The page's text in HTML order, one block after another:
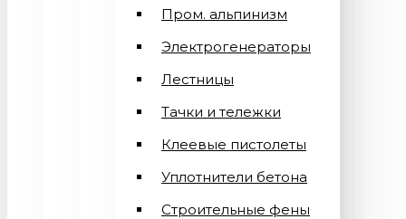
Пром. альпинизм
Электрогенераторы
Лестницы
Тачки и тележки
Клеевые пистолеты
Уплотнители бетона
Строительные фены